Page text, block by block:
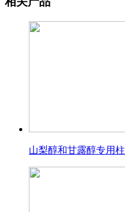
山梨醇和甘露醇专用柱